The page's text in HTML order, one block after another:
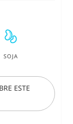
SOJA
ESTE